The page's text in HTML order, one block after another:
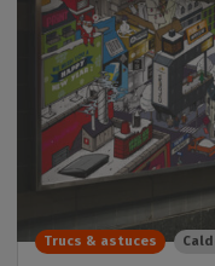
Trucs & astuces